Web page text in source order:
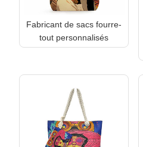
Fabricant de sacs fourre-
tout personnalisés